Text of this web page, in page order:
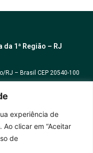
experiência de
clicar em “Aceitar
de
1ª Região – RJ
RJ – Brasil CEP 20540-100